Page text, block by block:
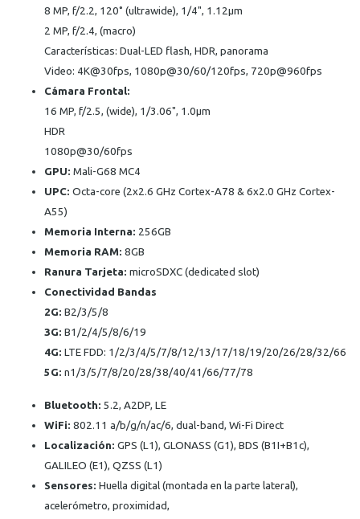
8 MP, f/2.2, 120˚ (ultrawide), 1/4", 1.12μm
2 MP, f/2.4, (macro)
Características: Dual-LED flash, HDR, panorama
Video: 4K@30fps, 1080p@30/60/120fps, 720p@960fps
Cámara Frontal:
16 MP, f/2.5, (wide), 1/3.06", 1.0μm
HDR
1080p@30/60fps
GPU: Mali-G68 MC4
UPC: Octa-core (2x2.6 GHz Cortex-A78 & 6x2.0 GHz Cortex-
A55)
Memoria Interna: 256GB
Memoria RAM: 8GB
Ranura Tarjeta: microSDXC (dedicated slot)
Conectividad Bandas
2G: B2/3/5/8
3G: B1/2/4/5/8/6/19
4G: LTE FDD: 1/2/3/4/5/7/8/12/13/17/18/19/20/26/28/32/66
5G: n1/3/5/7/8/20/28/38/40/41/66/77/78
Bluetooth: 5.2, A2DP, LE
WiFi: 802.11 a/b/g/n/ac/6, dual-band, Wi-Fi Direct
Localización: GPS (L1), GLONASS (G1), BDS (B1I+B1c),
GALILEO (E1), QZSS (L1)
Sensores: Huella digital (montada en la parte lateral),
acelerómetro, proximidad,